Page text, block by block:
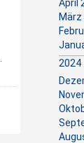
April
2024